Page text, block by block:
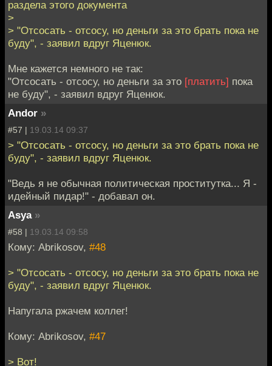
раздела этого документа
>
> "Отсосать - отсосу, но деньги за это брать пока не
буду", - заявил вдруг Яценюк.
Мне кажется немного не так:
"Отсосать - отсосу, но деньги за это [платить] пока
не буду", - заявил вдруг Яценюк.
Andor »
#57 | 19.03.14 09:37
> "Отсосать - отсосу, но деньги за это брать пока не
буду", - заявил вдруг Яценюк.
"Ведь я не обычная политическая проститутка... Я -
идейный пидар!" - добавал он.
Asya »
#58 | 19.03.14 09:58
Кому: Abrikosov, #48
> "Отсосать - отсосу, но деньги за это брать пока не
буду", - заявил вдруг Яценюк.
Напугала ржачем коллег!
Кому: Abrikosov, #47
> Вот!